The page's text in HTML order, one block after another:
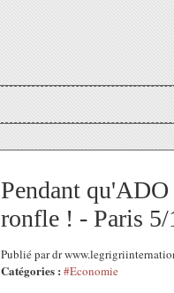
Pendant
ronfle ! - Paris 5/
Publié par dr
Catégories : #Economie